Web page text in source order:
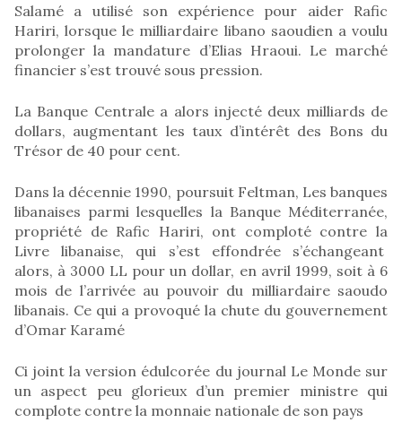
Salamé a utilisé son expérience pour aider Rafic
Hariri, lorsque le milliardaire libano saoudien a voulu
prolonger la mandature d’Elias Hraoui. Le marché
financier s’est trouvé sous pression.
La Banque Centrale a alors injecté deux milliards de
dollars, augmentant les taux d’intérêt des Bons du
Trésor de 40 pour cent.
Dans la décennie 1990, poursuit Feltman, Les banques
libanaises parmi lesquelles la Banque Méditerranée,
propriété de Rafic Hariri, ont comploté contre la
Livre libanaise, qui s’est effondrée s’échangeant
alors, à 3000 LL pour un dollar, en avril 1999, soit à 6
mois de l’arrivée au pouvoir du milliardaire saoudo
libanais. Ce qui a provoqué la chute du gouvernement
d’Omar Karamé
Ci joint la version édulcorée du journal Le Monde sur
un aspect peu glorieux d’un premier ministre qui
complote contre la monnaie nationale de son pays